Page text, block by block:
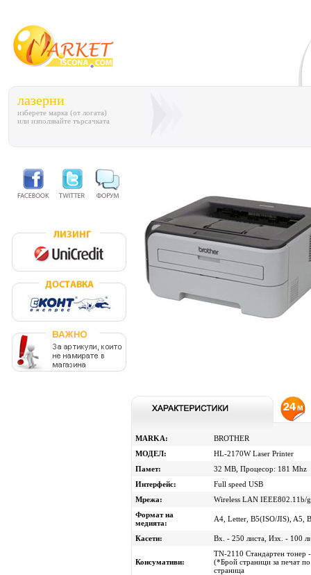
лазерни
изберете марка (от логата)
или използвайте търсачката
MARKA:
BROTHER
МОДЕЛ:
HL-2170W Laser Printer
Памет:
32 MB, Процесор: 181 Mhz
Интерфейс:
Full speed USB
Мрежа:
Wireless LAN IEEE802.11b/
Формат на
медията:
A4, Letter, B5(ISO/JIS), A5,
Касети: Вх. - 250 листа, Изх. - 100
Консумативи:
TN-2110 Стандартен тонер
(*Брой страници за печат
страница